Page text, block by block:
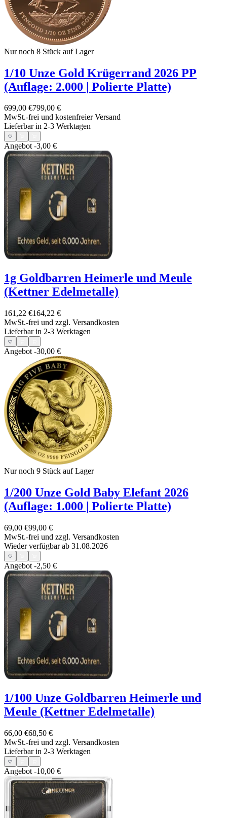
Nur noch 8 Stück auf Lager
1/10 Unze Gold Krügerrand 2026 PP
(Auflage: 2.000 | Polierte Platte)
699,00 €799,00 €
MwSt.-frei und kostenfreier Versand
Lieferbar in 2-3 Werktagen
Angebot-3,00 €
1g Goldbarren Heimerle und Meule
(Kettner Edelmetalle)
161,22 €164,22 €
MwSt.-frei und zzgl. Versandkosten
Lieferbar in 2-3 Werktagen
Angebot -30,00 €
Nur noch 9 Stück auf Lager
1/200 Unze Gold Baby Elefant 2026
(Auflage: 1.000 | Polierte Platte)
69,00 €99,00 €
MwSt.-frei und zzgl. Versandkosten
Wieder verfügbar ab 31.08.2026
Angebot -2,50 €
1/100 Unze Goldbarren Heimerle und
Meule (Kettner Edelmetalle)
66,00 €68,50 €
MwSt.-frei und zzgl. Versandkosten
Lieferbar in 2-3 Werktagen
Angebot -10,00 €